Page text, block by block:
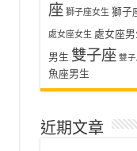
座 獅子座女生 獅子
處女座女生 處女座男
男生 雙子座 雙
魚座男生
近期文章